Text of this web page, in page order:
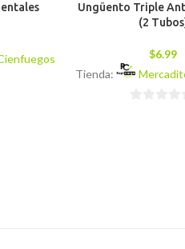
Ungüento Triple
(2
$6.99
Tienda: